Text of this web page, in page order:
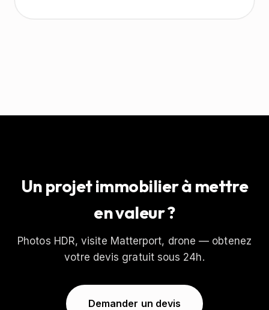
Un projet immobilier à mettre
en valeur ?
Photos HDR, visite Matterport, drone — obtenez
votre devis gratuit sous 24h.
Demander un devis